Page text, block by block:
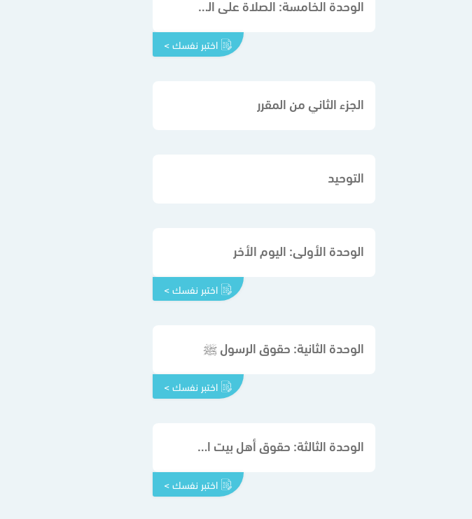
الوحدة الخامسة: الصلاة على الميت
اختبر نفسك >
الجزء الثاني من المقرر
التوحيد
الوحدة الأولى: اليوم الأخر
اختبر نفسك >
الوحدة الثانية: حقوق الرسول ﷺ
اختبر نفسك >
الوحدة الثالثة: حقوق أهل بيت النبي ﷺ وزوجاته
اختبر نفسك >